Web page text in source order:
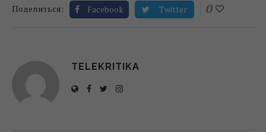
Поделиться: Facebook Twitter 0
TELEKRITIKA